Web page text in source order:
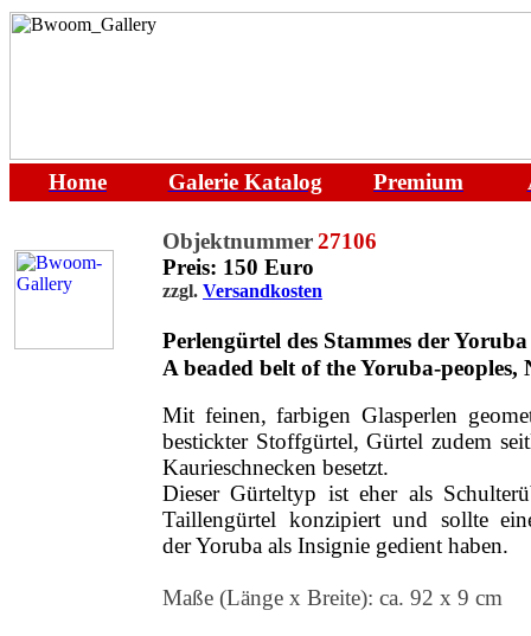
Home Galerie Katalog Premium
Objektnummer27106
Preis: 150 Euro
zzgl. Versandkosten
Perlengürtel des Stammes der
A beaded belt of the Yoruba-peoples,
Mit feinen, farbigen Glasperlen
bestickter Stoffgürtel, Gürtel zudem
Kaurieschnecken besetzt.
Dieser Gürteltyp ist eher als
Taillengürtel konzipiert und sollte
der Yoruba als Insignie gedient haben.
Maße (Länge x Breite): ca. 92 x 9 cm